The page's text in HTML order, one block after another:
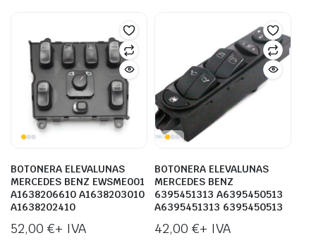
BOTONERA ELEVALUNAS
MERCEDES BENZ EWSME001
A1638206610 A1638203010
A1638202410
52,00 €+ IVA
BOTONERA ELEVALUNAS
MERCEDES BENZ
6395451313 A6395450513
A6395451313 6395450513
42,00 €+ IVA